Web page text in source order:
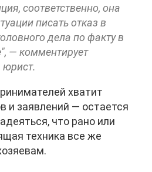
соответственно, она
писать отказ в
дела по факту в
— комментирует
юрист.
хватит
и заявлений — остается
что рано или
техника все же